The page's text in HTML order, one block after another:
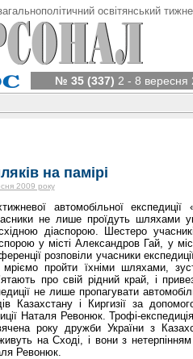
освітянський
№ 35 (337) 2 - 8 вересня
на памірі
2009 року
автомобільної
не лише проїдуть шляхами
східною діаспорою. Шестеро
у місті Александров Гай, у
розповіли учасники
мріємо пройти їхніми шляхами,
про свій рідний край, і
не лише пропагувати
Казахстану і Киргизії за
Наталя Ревонюк. Трофі-
року дружби України з
на Сході, і вони з
Ревонюк.